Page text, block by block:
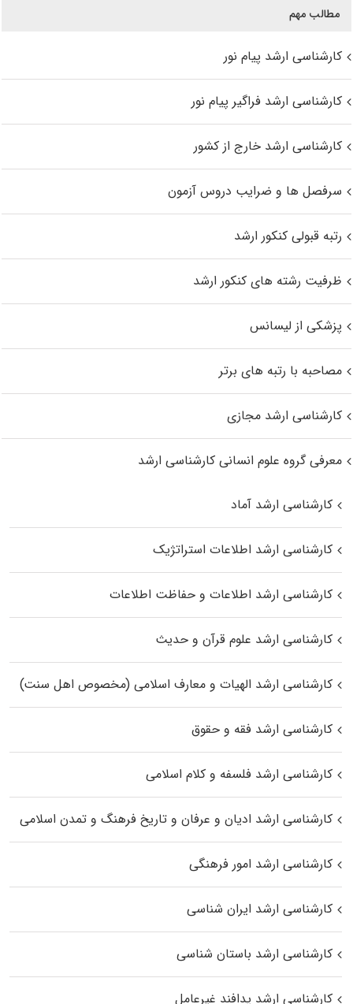
مطالب مهم
کارشناسی ارشد پیام نور
کارشناسی ارشد فراگیر پیام نور
کارشناسی ارشد خارج از کشور
سرفصل ها و ضرایب دروس آزمون
رتبه قبولی کنکور ارشد
ظرفیت رشته های کنکور ارشد
پزشکی از لیسانس
مصاحبه با رتبه های برتر
کارشناسی ارشد مجازی
معرفی گروه علوم انسانی کارشناسی ارشد
کارشناسی ارشد آماد
کارشناسی ارشد اطلاعات استراتژیک
کارشناسی ارشد اطلاعات و حفاظت اطلاعات
کارشناسی ارشد علوم قرآن و حدیث
کارشناسی ارشد الهیات و معارف اسلامی (مخصوص اهل سنت)
کارشناسی ارشد فقه و حقوق
کارشناسی ارشد فلسفه و کلام اسلامی
کارشناسی ارشد ادیان و عرفان و تاریخ فرهنگ و تمدن اسلامی
کارشناسی ارشد امور فرهنگی
کارشناسی ارشد ایران شناسی
کارشناسی ارشد باستان شناسی
کارشناسی ارشد پدافند غیرعامل